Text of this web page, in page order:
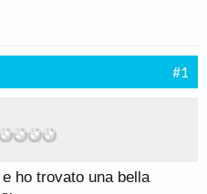
#1
ho trovato una bella